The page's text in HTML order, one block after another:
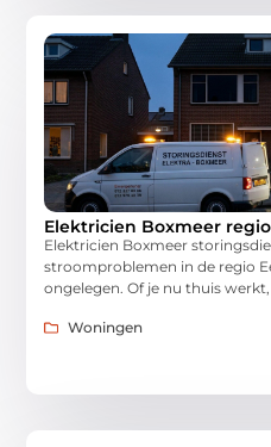
Elektricien Boxmeer
Elektricien Boxmeer
stroomproblemen in de regio
ongelegen. Of je nu thuis
Woningen